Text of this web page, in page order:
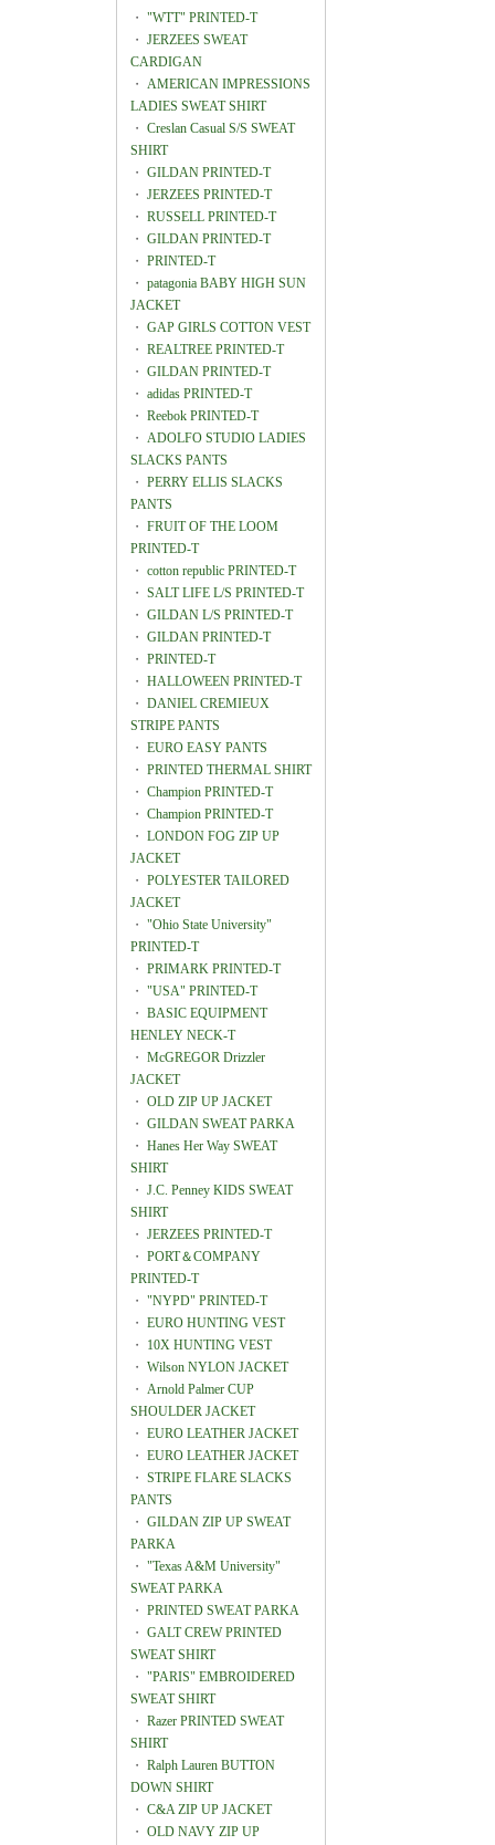
・ "WTT" PRINTED-T
・ JERZEES SWEAT
CARDIGAN
・ AMERICAN IMPRESSIONS
LADIES SWEAT SHIRT
・ Creslan Casual S/S SWEAT
SHIRT
・ GILDAN PRINTED-T
・ JERZEES PRINTED-T
・ RUSSELL PRINTED-T
・ GILDAN PRINTED-T
・ PRINTED-T
・ patagonia BABY HIGH SUN
JACKET
・ GAP GIRLS COTTON VEST
・ REALTREE PRINTED-T
・ GILDAN PRINTED-T
・ adidas PRINTED-T
・ Reebok PRINTED-T
・ ADOLFO STUDIO LADIES
SLACKS PANTS
・ PERRY ELLIS SLACKS
PANTS
・ FRUIT OF THE LOOM
PRINTED-T
・ cotton republic PRINTED-T
・ SALT LIFE L/S PRINTED-T
・ GILDAN L/S PRINTED-T
・ GILDAN PRINTED-T
・ PRINTED-T
・ HALLOWEEN PRINTED-T
・ DANIEL CREMIEUX
STRIPE PANTS
・ EURO EASY PANTS
・ PRINTED THERMAL SHIRT
・ Champion PRINTED-T
・ Champion PRINTED-T
・ LONDON FOG ZIP UP
JACKET
・ POLYESTER TAILORED
JACKET
・ "Ohio State University"
PRINTED-T
・ PRIMARK PRINTED-T
・ "USA" PRINTED-T
・ BASIC EQUIPMENT
HENLEY NECK-T
・ McGREGOR Drizzler
JACKET
・ OLD ZIP UP JACKET
・ GILDAN SWEAT PARKA
・ Hanes Her Way SWEAT
SHIRT
・ J.C. Penney KIDS SWEAT
SHIRT
・ JERZEES PRINTED-T
・ PORT＆COMPANY
PRINTED-T
・ "NYPD" PRINTED-T
・ EURO HUNTING VEST
・ 10X HUNTING VEST
・ Wilson NYLON JACKET
・ Arnold Palmer CUP
SHOULDER JACKET
・ EURO LEATHER JACKET
・ EURO LEATHER JACKET
・ STRIPE FLARE SLACKS
PANTS
・ GILDAN ZIP UP SWEAT
PARKA
・ "Texas A&M University"
SWEAT PARKA
・ PRINTED SWEAT PARKA
・ GALT CREW PRINTED
SWEAT SHIRT
・ "PARIS" EMBROIDERED
SWEAT SHIRT
・ Razer PRINTED SWEAT
SHIRT
・ Ralph Lauren BUTTON
DOWN SHIRT
・ C&A ZIP UP JACKET
・ OLD NAVY ZIP UP